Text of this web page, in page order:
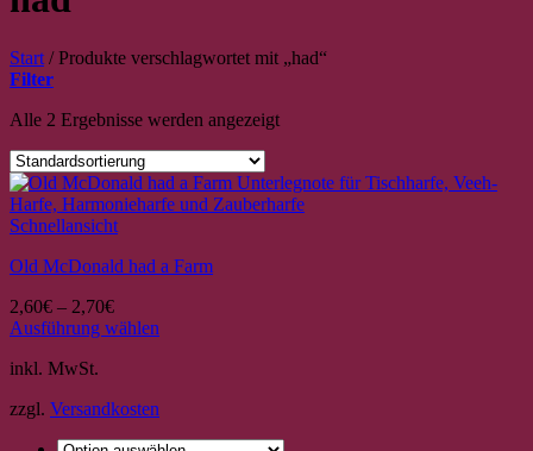
Start /Produkte verschlagwortet mit „had“
Filter
Alle 2 Ergebnisse werden angezeigt
Schnellansicht
Old McDonald had a Farm
2,60€ – 2,70€
Ausführung wählen
Produkt
mehrere
inkl. MwSt.
zzgl. Versandkosten